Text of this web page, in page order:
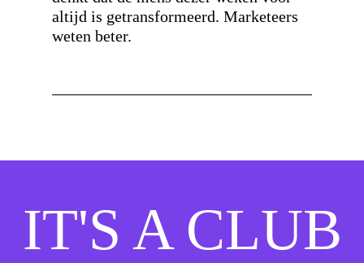
altijd is getransformeerd. Marketeers
weten beter.
IT'S A CLUB